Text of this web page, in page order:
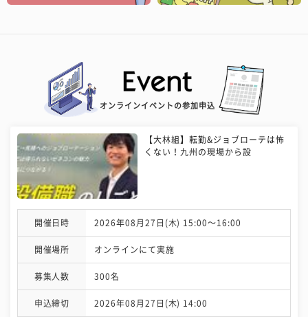
オンラインイベントの参加申込
【大林組】転勤&ジョブローテは怖
くない！九州の現場から設
開催日時 2026年08月27日(木) 15:00〜16:00
開催場所 オンラインにて実施
募集人数 300名
申込締切 2026年08月27日(木) 14:00